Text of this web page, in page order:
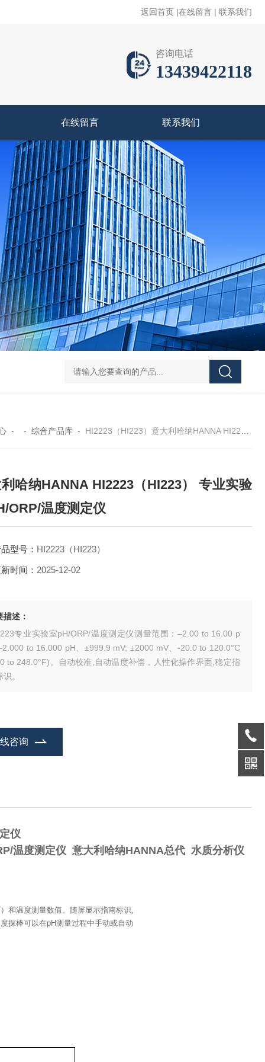
返回首页 |在线留言 | 联系我们
咨询电话
13439422118
在线留言 联系我们
DS-50d韩国大成管道漏水检测仪 DS-50d韩国
- - 综合产品库- HI2223（HI223）意大利哈纳HANNA HI2223（HI223） 专业实验室pH/ORP/温度测定仪
哈纳HANNA HI2223（HI223） 专业实验
ORP/温度测定仪
型号： HI2223（HI223）
时间： 2025-12-02
描述：
专业实验室pH/ORP/温度测定仪测量范围：–2.00 to 16.00 p
to 16.000 pH、±999.9 mV; ±2000 mV、-20.0 to 120.0°C
to 248.0°F)。自动校准,自动温度补偿，人性化操作界面,稳定指
。
咨询
仪
温度测定仪 意大利哈纳HANNA总代 水质分析仪
和温度测量数值。随屏显示指南标识,
探棒可以在pH测量过程中手动或自动